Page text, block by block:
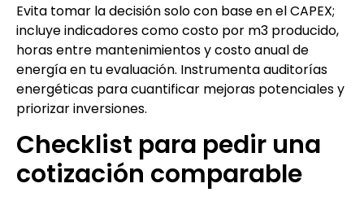
Evita tomar la decisión solo con base en el CAPEX;
incluye indicadores como costo por m3 producido,
horas entre mantenimientos y costo anual de
energía en tu evaluación. Instrumenta auditorías
energéticas para cuantificar mejoras potenciales y
priorizar inversiones.
Checklist para pedir una
cotización comparable